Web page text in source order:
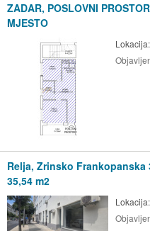
ZADAR, POSLOVNI
MJESTO
Lokacija:
Relja, Zrinsko
35,54 m2
Lokacija: